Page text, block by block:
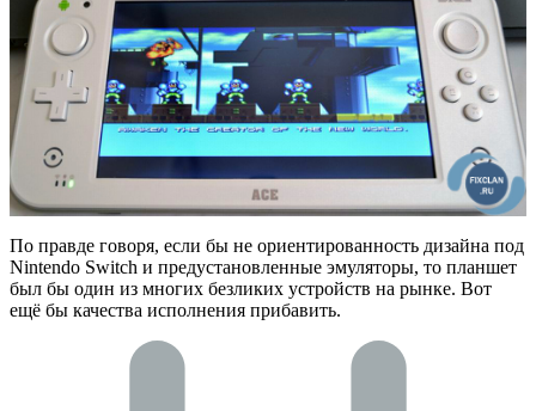
По правде говоря, если бы не ориентированность дизайна под
Nintendo Switch и предустановленные эмуляторы, то планшет
был бы один из многих безликих устройств на рынке. Вот
ещё бы качества исполнения прибавить.